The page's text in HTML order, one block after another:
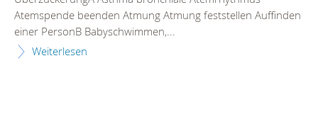
Atemspende beenden Atmung Atmung feststellen Auffinden
einer PersonB Babyschwimmen,...
Weiterlesen